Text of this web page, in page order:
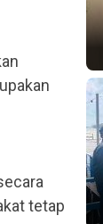
tetap